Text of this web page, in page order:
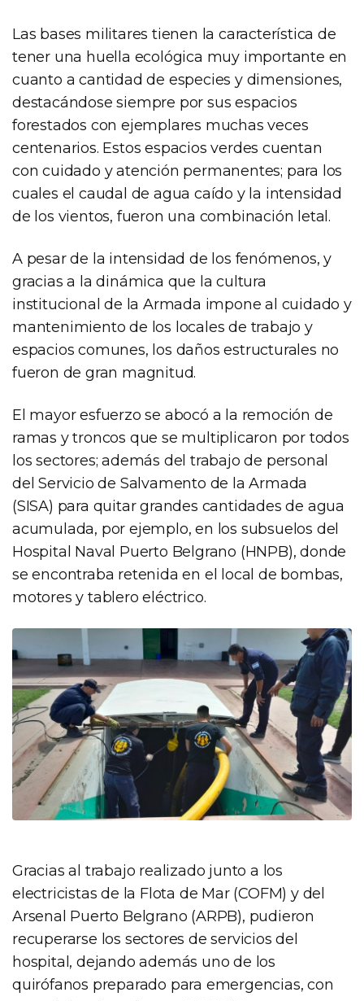
Las bases militares tienen la característica de
tener una huella ecológica muy importante en
cuanto a cantidad de especies y dimensiones,
destacándose siempre por sus espacios
forestados con ejemplares muchas veces
centenarios. Estos espacios verdes cuentan
con cuidado y atención permanentes; para los
cuales el caudal de agua caído y la intensidad
de los vientos, fueron una combinación letal.
A pesar de la intensidad de los fenómenos, y
gracias a la dinámica que la cultura
institucional de la Armada impone al cuidado y
mantenimiento de los locales de trabajo y
espacios comunes, los daños estructurales no
fueron de gran magnitud.
El mayor esfuerzo se abocó a la remoción de
ramas y troncos que se multiplicaron por todos
los sectores; además del trabajo de personal
del Servicio de Salvamento de la Armada
(SISA) para quitar grandes cantidades de agua
acumulada, por ejemplo, en los subsuelos del
Hospital Naval Puerto Belgrano (HNPB), donde
se encontraba retenida en el local de bombas,
motores y tablero eléctrico.
Gracias al trabajo realizado junto a los
electricistas de la Flota de Mar (COFM) y del
Arsenal Puerto Belgrano (ARPB), pudieron
recuperarse los sectores de servicios del
hospital, dejando además uno de los
quirófanos preparado para emergencias, con